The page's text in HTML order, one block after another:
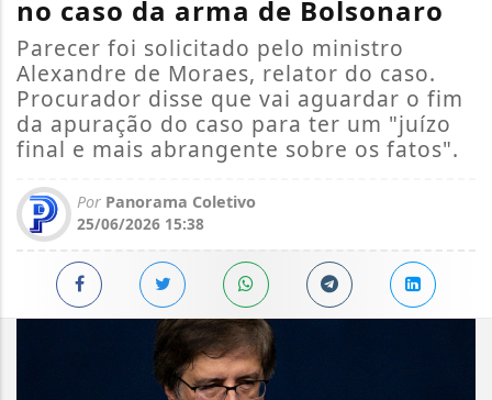
no caso da arma de Bolsonaro
Parecer foi solicitado pelo ministro
Alexandre de Moraes, relator do caso.
Procurador disse que vai aguardar o fim
da apuração do caso para ter um "juízo
final e mais abrangente sobre os fatos".
Por Panorama Coletivo
25/06/2026 15:38